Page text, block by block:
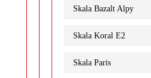
Skala Bazalt Alpy
Skala Koral E2
Skala Paris